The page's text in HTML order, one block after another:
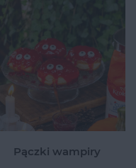
Pączki wampiry